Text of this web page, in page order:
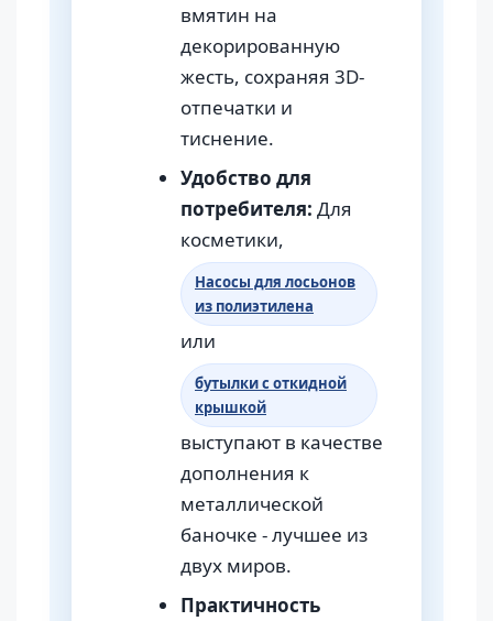
вмятин на
декорированную
жесть, сохраняя 3D-
отпечатки и
тиснение.
Удобство для
потребителя: Для
косметики,
Насосы для лосьонов
из полиэтилена
или
бутылки с откидной
крышкой
выступают в качестве
дополнения к
металлической
баночке - лучшее из
двух миров.
Практичность